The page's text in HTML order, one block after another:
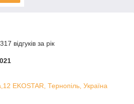
відгуків за рік
EKOSTAR, Тернопіль, Україна